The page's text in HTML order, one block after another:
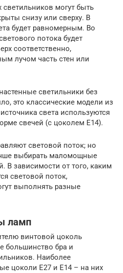
светильников могут быть
снизу или сверху. В
будет равномерным. Во
потока будет
соответственно,
лучом часть стен или
светильники без
это классические модели из
света используются
свечей (с цоколем Е14).
световой поток; но
выбирать маломощные
В зависимости от того, каким
световой поток,
выполнять разные
ламп
винтовой цоколь
большинство бра и
Наиболее
цоколи Е27 и Е14 – на них